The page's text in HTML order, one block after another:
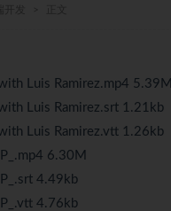
Luis Ramirez.mp4 5.39M
Luis Ramirez.srt 1.21kb
Luis Ramirez.vtt 1.26kb
6.30M
4.49kb
4.76kb